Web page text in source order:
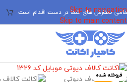
Skip to navigation
Skip to main content
سفارش های شما در دست اقدام است
فروخته شده
برای بزرگنمایی کلیک کنید